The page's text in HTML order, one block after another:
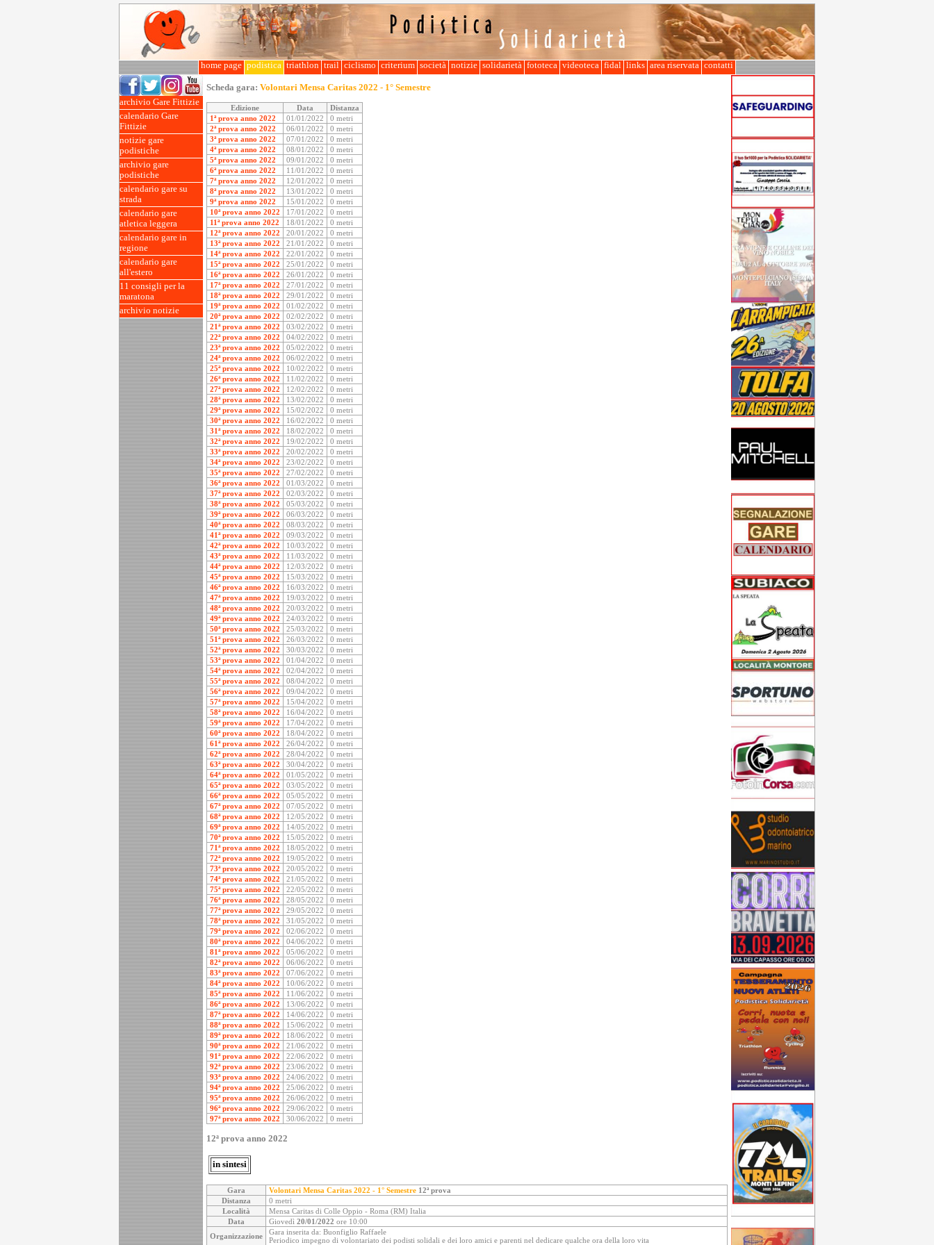
home page podistica triathlon trail ciclismo criterium società notizie solidarietà fototeca videoteca fidal links area riservata contatti
archivio Gare Fittizie
calendario Gare
Fittizie
notizie gare
podistiche
archivio gare
podistiche
calendario gare su
strada
calendario gare
atletica leggera
calendario gare in
regione
calendario gare
all'estero
11 consigli per la
maratona
archivio notizie
Scheda gara: Volontari Mensa Caritas 2022 - 1° Semestre
Edizione Data
Distanza
1ª prova anno 2022
01/01/2022
0 metri
2ª prova anno 2022
06/01/2022
0 metri
3ª prova anno 2022
07/01/2022
0 metri
4ª prova anno 2022
08/01/2022
0 metri
5ª prova anno 2022
09/01/2022
0 metri
6ª prova anno 2022
11/01/2022
0 metri
7ª prova anno 2022
12/01/2022
0 metri
8ª prova anno 2022
13/01/2022
0 metri
9ª prova anno 2022
15/01/2022
0 metri
10ª prova anno 2022
17/01/2022
0 metri
11ª prova anno 2022
18/01/2022
0 metri
12ª prova anno 2022
20/01/2022
0 metri
13ª prova anno 2022
21/01/2022
0 metri
14ª prova anno 2022
22/01/2022
0 metri
15ª prova anno 2022
25/01/2022
0 metri
16ª prova anno 2022
26/01/2022
0 metri
17ª prova anno 2022
27/01/2022
0 metri
18ª prova anno 2022
29/01/2022
0 metri
19ª prova anno 2022
01/02/2022
0 metri
20ª prova anno 2022
02/02/2022
0 metri
21ª prova anno 2022
03/02/2022
0 metri
22ª prova anno 2022
04/02/2022
0 metri
23ª prova anno 2022
05/02/2022
0 metri
24ª prova anno 2022
06/02/2022
0 metri
25ª prova anno 2022
10/02/2022
0 metri
26ª prova anno 2022
11/02/2022
0 metri
27ª prova anno 2022
12/02/2022
0 metri
28ª prova anno 2022
13/02/2022
0 metri
29ª prova anno 2022
15/02/2022
0 metri
30ª prova anno 2022
16/02/2022
0 metri
31ª prova anno 2022
18/02/2022
0 metri
32ª prova anno 2022
19/02/2022
0 metri
33ª prova anno 2022
20/02/2022
0 metri
34ª prova anno 2022
23/02/2022
0 metri
35ª prova anno 2022
27/02/2022
0 metri
36ª prova anno 2022
01/03/2022
0 metri
37ª prova anno 2022
02/03/2022
0 metri
38ª prova anno 2022
05/03/2022
0 metri
39ª prova anno 2022
06/03/2022
0 metri
40ª prova anno 2022
08/03/2022
0 metri
41ª prova anno 2022
09/03/2022
0 metri
42ª prova anno 2022
10/03/2022
0 metri
43ª prova anno 2022
11/03/2022
0 metri
44ª prova anno 2022
12/03/2022
0 metri
45ª prova anno 2022
15/03/2022
0 metri
46ª prova anno 2022
16/03/2022
0 metri
47ª prova anno 2022
19/03/2022
0 metri
48ª prova anno 2022
20/03/2022
0 metri
49ª prova anno 2022
24/03/2022
0 metri
50ª prova anno 2022
25/03/2022
0 metri
51ª prova anno 2022
26/03/2022
0 metri
52ª prova anno 2022
30/03/2022
0 metri
53ª prova anno 2022
01/04/2022
0 metri
54ª prova anno 2022
02/04/2022
0 metri
55ª prova anno 2022
08/04/2022
0 metri
56ª prova anno 2022
09/04/2022
0 metri
57ª prova anno 2022
15/04/2022
0 metri
58ª prova anno 2022
16/04/2022
0 metri
59ª prova anno 2022
17/04/2022
0 metri
60ª prova anno 2022
18/04/2022
0 metri
61ª prova anno 2022
26/04/2022
0 metri
62ª prova anno 2022
28/04/2022
0 metri
63ª prova anno 2022
30/04/2022
0 metri
64ª prova anno 2022
01/05/2022
0 metri
65ª prova anno 2022
03/05/2022
0 metri
66ª prova anno 2022
05/05/2022
0 metri
67ª prova anno 2022
07/05/2022
0 metri
68ª prova anno 2022
12/05/2022
0 metri
69ª prova anno 2022
14/05/2022
0 metri
70ª prova anno 2022
15/05/2022
0 metri
71ª prova anno 2022
18/05/2022
0 metri
72ª prova anno 2022
19/05/2022
0 metri
73ª prova anno 2022
20/05/2022
0 metri
74ª prova anno 2022
21/05/2022
0 metri
75ª prova anno 2022
22/05/2022
0 metri
76ª prova anno 2022
28/05/2022
0 metri
77ª prova anno 2022
29/05/2022
0 metri
78ª prova anno 2022
31/05/2022
0 metri
79ª prova anno 2022
02/06/2022
0 metri
80ª prova anno 2022
04/06/2022
0 metri
81ª prova anno 2022
05/06/2022
0 metri
82ª prova anno 2022
06/06/2022
0 metri
83ª prova anno 2022
07/06/2022
0 metri
84ª prova anno 2022
10/06/2022
0 metri
85ª prova anno 2022
11/06/2022
0 metri
86ª prova anno 2022
13/06/2022
0 metri
87ª prova anno 2022
14/06/2022
0 metri
88ª prova anno 2022
15/06/2022
0 metri
89ª prova anno 2022
18/06/2022
0 metri
90ª prova anno 2022
21/06/2022
0 metri
91ª prova anno 2022
22/06/2022
0 metri
92ª prova anno 2022
23/06/2022
0 metri
93ª prova anno 2022
24/06/2022
0 metri
94ª prova anno 2022
25/06/2022
0 metri
95ª prova anno 2022
26/06/2022
0 metri
96ª prova anno 2022
29/06/2022
0 metri
97ª prova anno 2022
30/06/2022 0 metri
12ª prova anno 2022
in sintesi
Gara Volontari Mensa Caritas 2022 - 1° Semestre 12ª prova
Distanza
0 metri
Località
Mensa Caritas di Colle Oppio - Roma (RM) Italia
Data
Giovedì 20/01/2022 ore 10:00
Organizzazione
Gara inserita da: Buonfiglio Raffaele
Periodico impegno di volontariato dei podisti solidali e dei loro amici e parenti nel dedicare qualche ora della loro vita